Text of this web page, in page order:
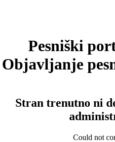
Pesniški
Objavljanje
Stran trenutno ni
Could not